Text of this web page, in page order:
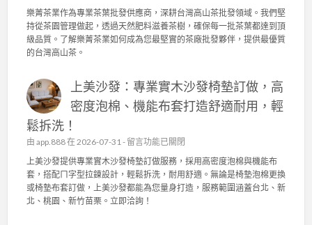
〈
樂
菁
茶
台
高
茶
發
的
品
質
樂菁茶業作為專業茶葉批發供應商，深耕台灣高山茶批發領域。我們堅
持從茶園管理做起，透過天然肥料滋養茶樹，確保每一批茶葉都達到頂
級品質。了解樂菁茶業如何成為您最堅實的茶廠批發夥伴，提供最優質
的台灣高山茶。
上美沙發：專業實木沙發椅墊訂做，高
密度泡棉、機能布套打造舒適耐用，輕
鬆拆洗！
由 app.888在 2026-07-31 - 在
〈
上
美
沙
發
留言功能已關閉
上美沙發提供專業實木沙發椅墊訂做服務，採用高密度泡棉與機能布
套，搭配ㄇ字型拉鍊設計，輕鬆拆洗，耐用舒適。無論是椅墊泡棉更換
或椅墊布套訂做，上美沙發都能為您量身打造，服務範圍涵蓋台北、新
北、桃園、新竹苗栗。立即洽詢！